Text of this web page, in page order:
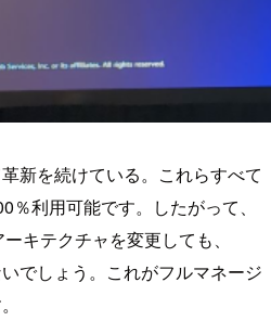
新を続けている。これらすべて
利用可能です。したがって、
キテクチャを変更しても、
でしょう。これがフルマネージ